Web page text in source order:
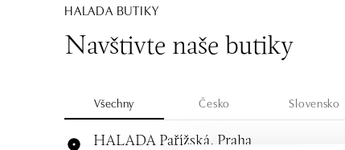
HALADA BUTIKY
Navštivte naše butiky
Všechny Česko Slovensko
HALADA Pařížská, Praha